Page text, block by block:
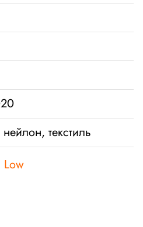
текстиль
Low